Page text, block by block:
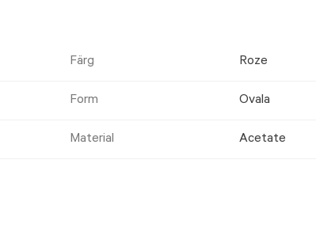
Färg Roze
Form Ovala
Material Acetate